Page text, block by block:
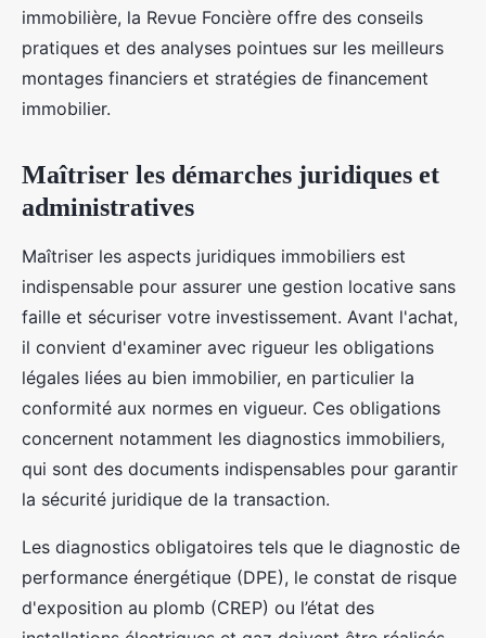
immobilière, la Revue Foncière offre des conseils
pratiques et des analyses pointues sur les meilleurs
montages financiers et stratégies de financement
immobilier.
Maîtriser les démarches juridiques et
administratives
Maîtriser les aspects juridiques immobiliers est
indispensable pour assurer une gestion locative sans
faille et sécuriser votre investissement. Avant l'achat,
il convient d'examiner avec rigueur les obligations
légales liées au bien immobilier, en particulier la
conformité aux normes en vigueur. Ces obligations
concernent notamment les diagnostics immobiliers,
qui sont des documents indispensables pour garantir
la sécurité juridique de la transaction.
Les diagnostics obligatoires tels que le diagnostic de
performance énergétique (DPE), le constat de risque
d'exposition au plomb (CREP) ou l’état des